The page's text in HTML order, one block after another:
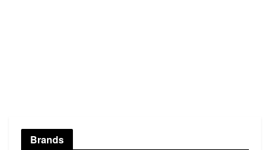
Brands